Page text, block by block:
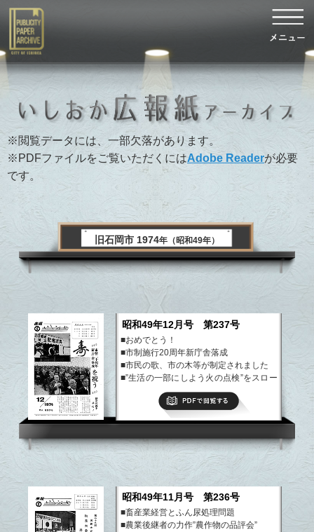
※閲覧データには、一部欠落があります。
※PDFファイルをご覧いただくにはAdobe Readerが必要
です。
旧石岡市 1974年（昭和49年）
昭和49年12月号 第237号
■おめでとう！
■市制施行20周年新庁舎落成
■市民の歌、市の木等が制定されました
■”生活の一部にしよう火の点検”をスロー
秋の火災予防運動終る
PDFで閲覧する
昭和49年11月号 第236号
■畜産業経営とふん尿処理問題
■農業後継者の力作”農作物の品評会”